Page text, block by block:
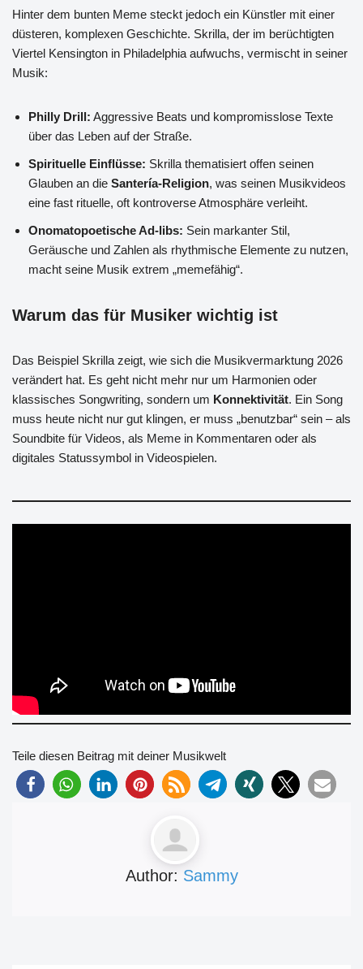
Hinter dem bunten Meme steckt jedoch ein Künstler mit einer
düsteren, komplexen Geschichte. Skrilla, der im berüchtigten
Viertel Kensington in Philadelphia aufwuchs, vermischt in seiner
Musik:
Philly Drill: Aggressive Beats und kompromisslose Texte
über das Leben auf der Straße.
Spirituelle Einflüsse: Skrilla thematisiert offen seinen
Glauben an die Santería-Religion, was seinen Musikvideos
eine fast rituelle, oft kontroverse Atmosphäre verleiht.
Onomatopoetische Ad-libs: Sein markanter Stil,
Geräusche und Zahlen als rhythmische Elemente zu nutzen,
macht seine Musik extrem „memefähig“.
Warum das für Musiker wichtig ist
Das Beispiel Skrilla zeigt, wie sich die Musikvermarktung 2026
verändert hat. Es geht nicht mehr nur um Harmonien oder
klassisches Songwriting, sondern um Konnektivität. Ein Song
muss heute nicht nur gut klingen, er muss „benutzbar“ sein – als
Soundbite für Videos, als Meme in Kommentaren oder als
digitales Statussymbol in Videospielen.
Teile diesen Beitrag mit deiner Musikwelt
Author: Sammy